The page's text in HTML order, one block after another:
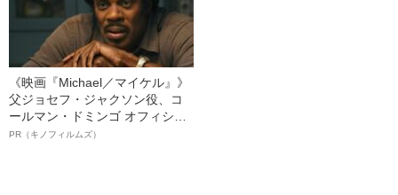
《映画『Michael／マイケル』》
父ジョセフ・ジャクソン役、コ
ールマン・ドミンゴ オフィシャ
ルインタビュー“観客を魅了した
PR（キノフィルムズ）